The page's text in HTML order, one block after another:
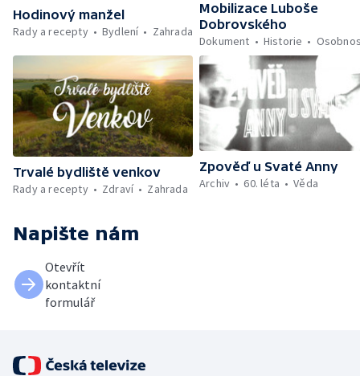
Hodinový manžel
Rady a recepty
Bydlení Zahrada
Mobilizace Luboše
Dobrovského
Dokument
Historie
Trvalé bydliště venkov
Rady a recepty
Zdraví Zahrada
Zpověď u Svaté Anny
Archiv
60. léta Věda
Napište nám
Otevřít
kontaktní
formulář